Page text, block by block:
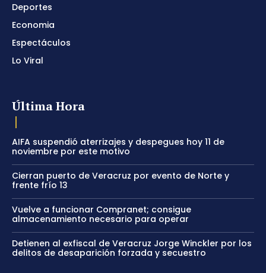
Deportes
Economia
Espectáculos
Lo Viral
Última Hora
AIFA suspendió aterrizajes y despegues hoy 11 de
noviembre por este motivo
Cierran puerto de Veracruz por evento de Norte y
frente frío 13
Vuelve a funcionar Compranet; consigue
almacenamiento necesario para operar
Detienen al exfiscal de Veracruz Jorge Winckler por los
delitos de desaparición forzada y secuestro